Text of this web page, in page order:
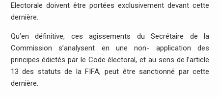
Electorale doivent être portées exclusivement devant cette
dernière.
Qu’en définitive, ces agissements du Secrétaire de la
Commission s’analysent en une non- application des
principes édictés par le Code électoral, et au sens de l’article
13 des statuts de la FIFA, peut être sanctionné par cette
dernière.